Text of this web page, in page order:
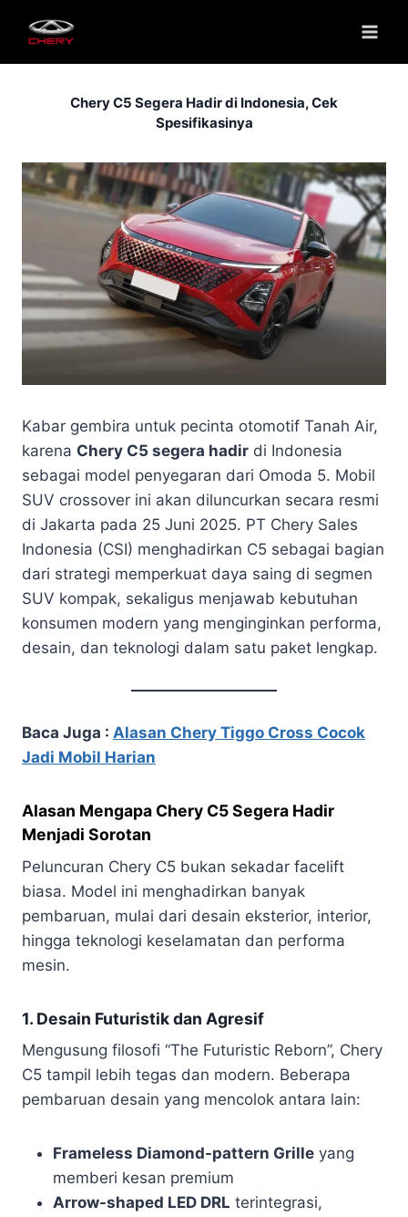
Chery C5 Segera Hadir di Indonesia, Cek
Spesifikasinya
Kabar gembira untuk pecinta otomotif Tanah Air,
karena Chery C5 segera hadir di Indonesia
sebagai model penyegaran dari Omoda 5. Mobil
SUV crossover ini akan diluncurkan secara resmi
di Jakarta pada 25 Juni 2025. PT Chery Sales
Indonesia (CSI) menghadirkan C5 sebagai bagian
dari strategi memperkuat daya saing di segmen
SUV kompak, sekaligus menjawab kebutuhan
konsumen modern yang menginginkan performa,
desain, dan teknologi dalam satu paket lengkap.
Baca Juga : Alasan Chery Tiggo Cross Cocok
Jadi Mobil Harian
Alasan Mengapa Chery C5 Segera Hadir
Menjadi Sorotan
Peluncuran Chery C5 bukan sekadar facelift
biasa. Model ini menghadirkan banyak
pembaruan, mulai dari desain eksterior, interior,
hingga teknologi keselamatan dan performa
mesin.
1. Desain Futuristik dan Agresif
Mengusung filosofi “The Futuristic Reborn”, Chery
C5 tampil lebih tegas dan modern. Beberapa
pembaruan desain yang mencolok antara lain:
Frameless Diamond-pattern Grille yang
memberi kesan premium
Arrow-shaped LED DRL terintegrasi,